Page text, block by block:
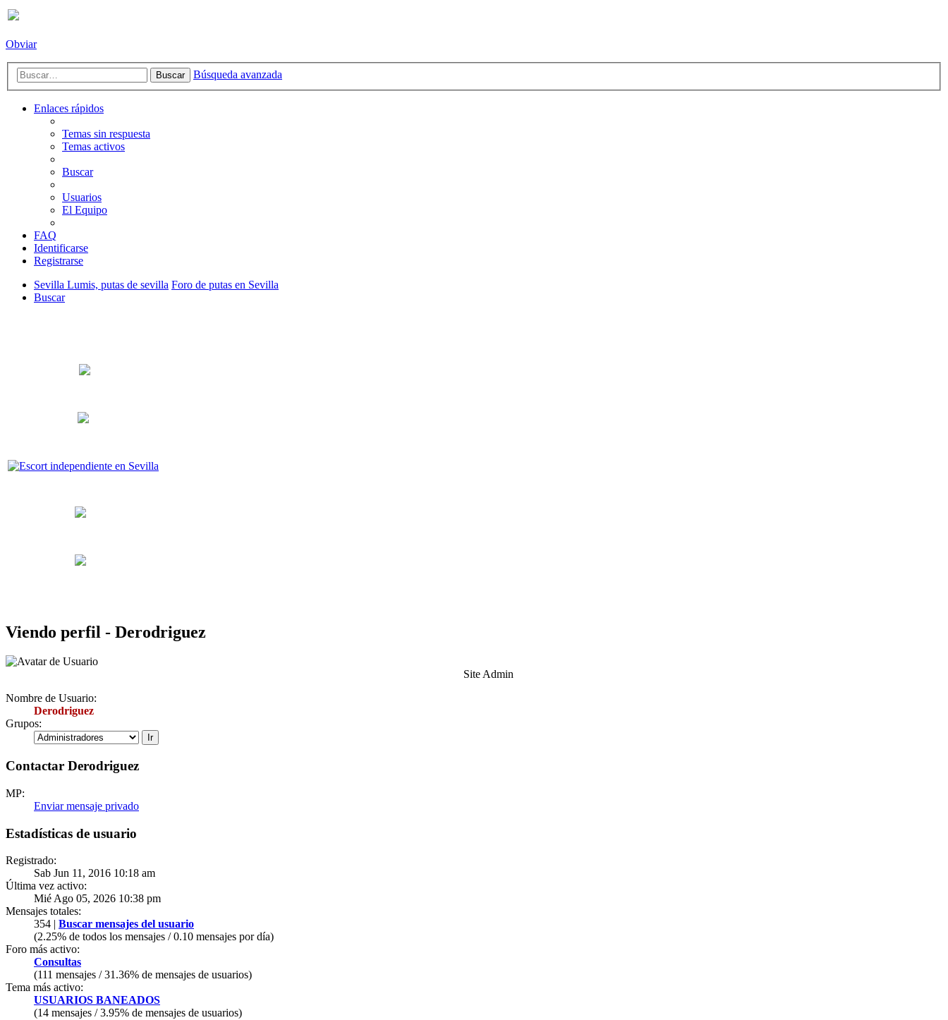
Obviar
Buscar Búsqueda avanzada
Enlaces rápidos
Temas sin respuesta
Temas activos
Buscar
Usuarios
El Equipo
FAQ
Identificarse
Registrarse
Sevilla Lumis, putas de sevilla Foro de putas en Sevilla
Buscar
Viendo perfil - Derodriguez
Site Admin
Nombre de Usuario:
Derodriguez
Grupos:
Contactar Derodriguez
MP:
Enviar mensaje privado
Estadísticas de usuario
Registrado:
Sab Jun 11, 2016 10:18 am
Última vez activo:
Mié Ago 05, 2026 10:38 pm
Mensajes totales:
354 | Buscar mensajes del usuario
(2.25% de todos los mensajes / 0.10 mensajes por día)
Foro más activo:
Consultas
(111 mensajes / 31.36% de mensajes de usuarios)
Tema más activo:
USUARIOS BANEADOS
(14 mensajes / 3.95% de mensajes de usuarios)